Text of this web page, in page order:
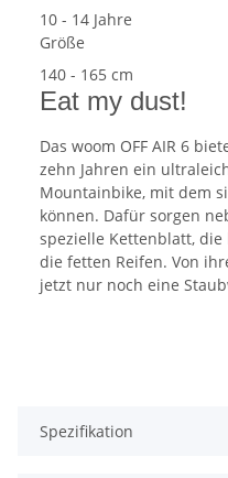
10 - 14 Jahre
Größe
140 - 165 cm
Eat my dust!
Das woom OFF AIR 6
zehn Jahren ein
Mountainbike, mit dem
können. Dafür sorgen
spezielle Kettenblatt,
die fetten Reifen. Von
jetzt nur noch eine
Spezifikation